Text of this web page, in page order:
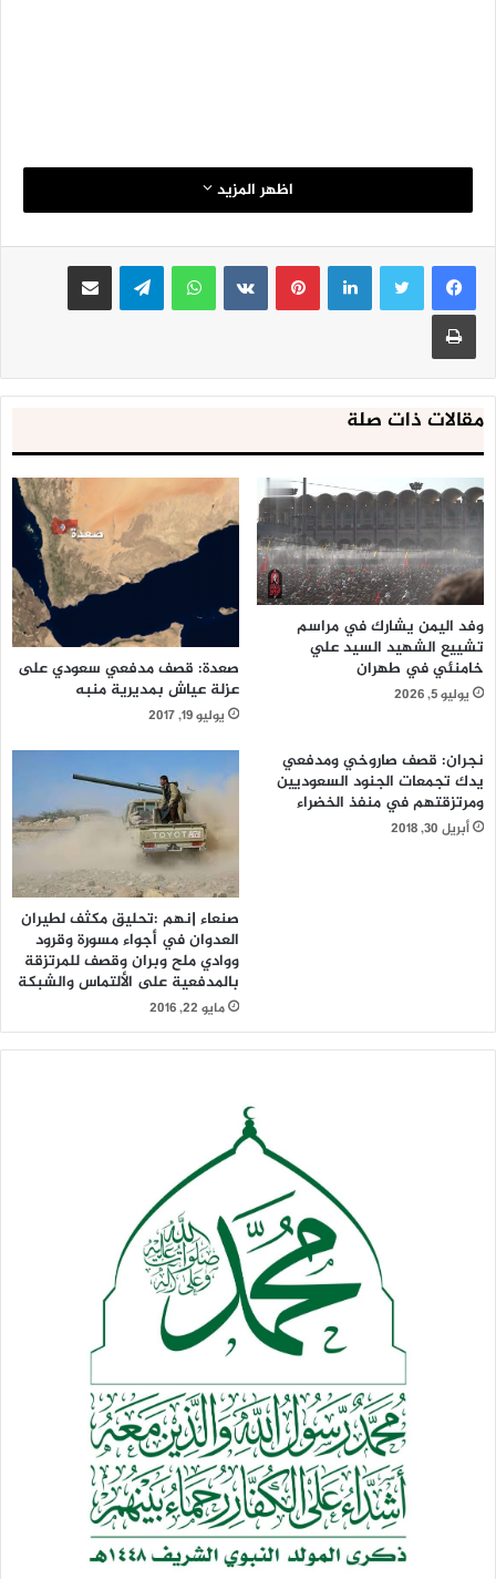
اظهر المزيد
لينكدإنبينتيريست واتساب تيلقرام مشاركة عبر البريد
طباعة
مقالات ذات صلة
وفد اليمن يشارك في مراسم
تشييع الشهيد السيد علي
خامنئي في طهران
يوليو 5, 2026
صعدة: قصف مدفعي سعودي على
عزلة عياش بمديرية منبه
يوليو 19, 2017
نجران: قصف صاروخي ومدفعي
يدك تجمعات الجنود السعوديين
ومرتزقتهم في منفذ الخضراء
أبريل 30, 2018
صنعاء |نهم :تحليق مكثف لطيران
العدوان في أجواء مسورة وقرود
ووادي ملح وبران وقصف للمرتزقة
بالمدفعية على الألتماس والشبكة
مايو 22, 2016